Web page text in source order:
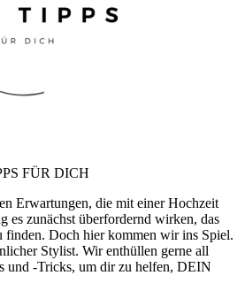
FÜR DICH
Erwartungen, die mit einer Hochzeit
es zunächst überfordernd wirken, das
finden. Doch hier kommen wir ins Spiel.
Stylist. Wir enthüllen gerne all
und -Tricks, um dir zu helfen, DEIN